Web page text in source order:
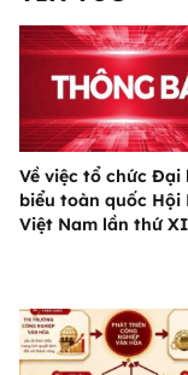
Về việc tổ chức Đại
biểu toàn quốc Hội
Việt Nam lần thứ XI